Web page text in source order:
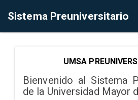
Sistema Preuniversitario
UMSA
Bienvenido al Sistema
de la Universidad Mayor